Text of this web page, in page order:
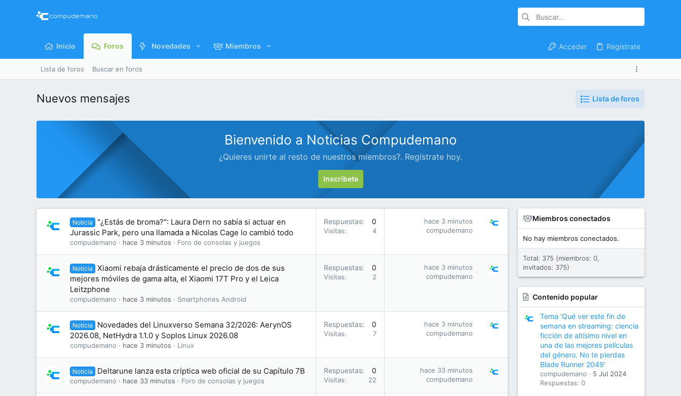
Inicio Foros Novedades Miembros Acceder Regístrate
Lista de foros Buscar en foros
Nuevos mensajes Lista de foros
Bienvenido a Noticias Compudemano
¿Quieres unirte al resto de nuestros miembros?. Regístrate hoy.
Inscríbete
Noticia
"¿Estás de broma?": Laura Dern no sabía si actuar en
Jurassic Park, pero una llamada a Nicolas Cage lo cambió todo
compudemano hace 3 minutos Foro de consolas y juegos
Respuestas 0
Visitas 4
hace 3 minutos
compudemano
Noticia
Xiaomi rebaja drásticamente el precio de dos de sus
mejores móviles de gama alta, el Xiaomi 17T Pro y el Leica
Leitzphone
compudemano hace 3 minutos Smartphones Android
Respuestas 0
Visitas 2
hace 3 minutos
compudemano
Noticia
Novedades del Linuxverso Semana 32/2026: AerynOS
2026.08, NetHydra 1.1.0 y Soplos Linux 2026.08
compudemano hace 3 minutos Linux
Respuestas 0
Visitas 7
hace 3 minutos
compudemano
Noticia Deltarune lanza esta críptica web oficial de su Capítulo 7B
compudemano hace 33 minutos Foro de consolas y juegos
Respuestas 0
Visitas 22
hace 33 minutos
compudemano
Miembros conectados
No hay miembros conectados.
Total: 375 (miembros: 0,
invitados: 375)
Contenido popular
Tema 'Qué ver este fin de
semana en streaming: ciencia
ficción de altísimo nivel en
una de las mejores películas
del género. No te pierdas
Blade Runner 2049'
compudemano
5 Jul 2024
Respuestas: 0